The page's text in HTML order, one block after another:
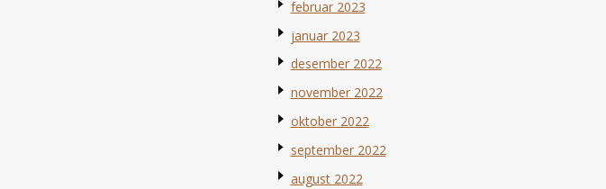
februar 2023
januar 2023
desember 2022
november 2022
oktober 2022
september 2022
august 2022